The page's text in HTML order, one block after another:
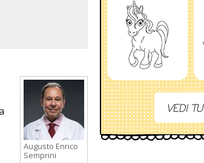
Augusto Enrico
Semprini
VEDI